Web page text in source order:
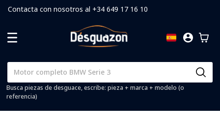
Contacta con nosotros al +34 649 17 16 10
Busca piezas de desguace, escribe: pieza + marca + modelo (o
referencia)